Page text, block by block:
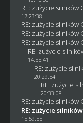
RE: zużycie silników
17:23:38
RE: zużycie silników
RE: zużycie silników
RE: zużycie silników
RE: zużycie
14:55:41
RE: zużycie
20:29:54
RE: zużycie
20:33:08
RE: zużycie silników
RE: zużycie
15:59:55